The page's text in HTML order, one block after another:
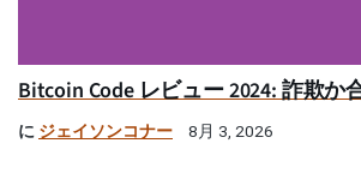
Bitcoin Code レビュー 2024: 詐欺か
に ジェイソンコナー 8月 3, 2026